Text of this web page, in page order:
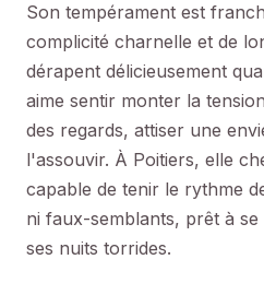
Son tempérament est
complicité charnelle et de
dérapent délicieusement
aime sentir monter la
des regards, attiser une
l'assouvir. À Poitiers, elle
capable de tenir le rythme
ni faux-semblants, prêt à
ses nuits torrides.